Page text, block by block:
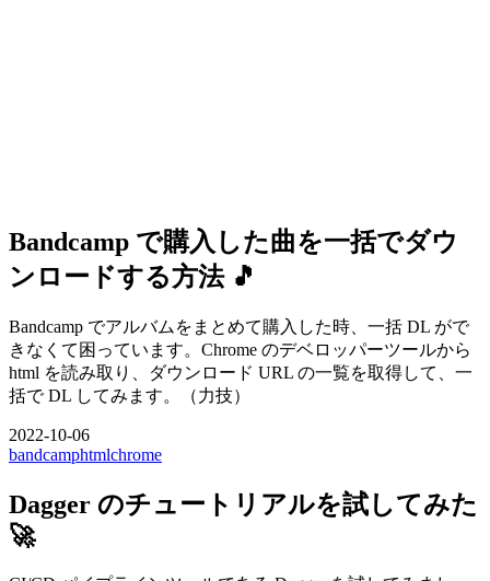
Bandcamp で購入した曲を一括でダウ
ンロードする方法 🎵
Bandcamp でアルバムをまとめて購入した時、一括 DL がで
きなくて困っています。Chrome のデベロッパーツールから
html を読み取り、ダウンロード URL の一覧を取得して、一
括で DL してみます。（力技）
2022-10-06
bandcamphtmlchrome
Dagger のチュートリアルを試してみた
🚀